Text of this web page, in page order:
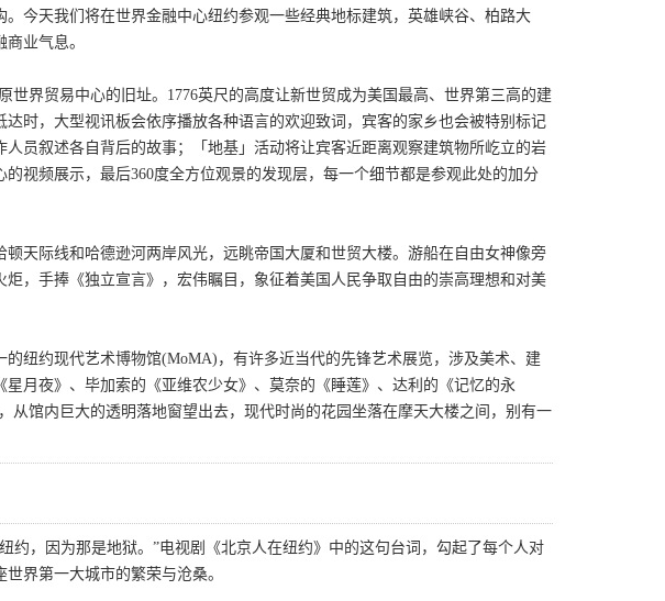
今天我们将在世界金融中心纽约参观一些经典地标建筑，英雄峡谷、柏路大
业气息。
世界贸易中心的旧址。1776英尺的高度让新世贸成为美国最高、世界第三高的建
时，大型视讯板会依序播放各种语言的欢迎致词，宾客的家乡也会被特别标记
员叙述各自背后的故事；「地基」活动将让宾客近距离观察建筑物所屹立的岩
视频展示，最后360度全方位观景的发现层，每一个细节都是参观此处的加分
天际线和哈德逊河两岸风光，远眺帝国大厦和世贸大楼。游船在自由女神像旁
，手捧《独立宣言》，宏伟瞩目，象征着美国人民争取自由的崇高理想和对美
纽约现代艺术博物馆(MoMA)，有许多近当代的先锋艺术展览，涉及美术、建
月夜》、毕加索的《亚维农少女》、莫奈的《睡莲》、达利的《记忆的永
从馆内巨大的透明落地窗望出去，现代时尚的花园坐落在摩天大楼之间，别有一
约，因为那是地狱。”电视剧《北京人在纽约》中的这句台词，勾起了每个人对
界第一大城市的繁荣与沧桑。